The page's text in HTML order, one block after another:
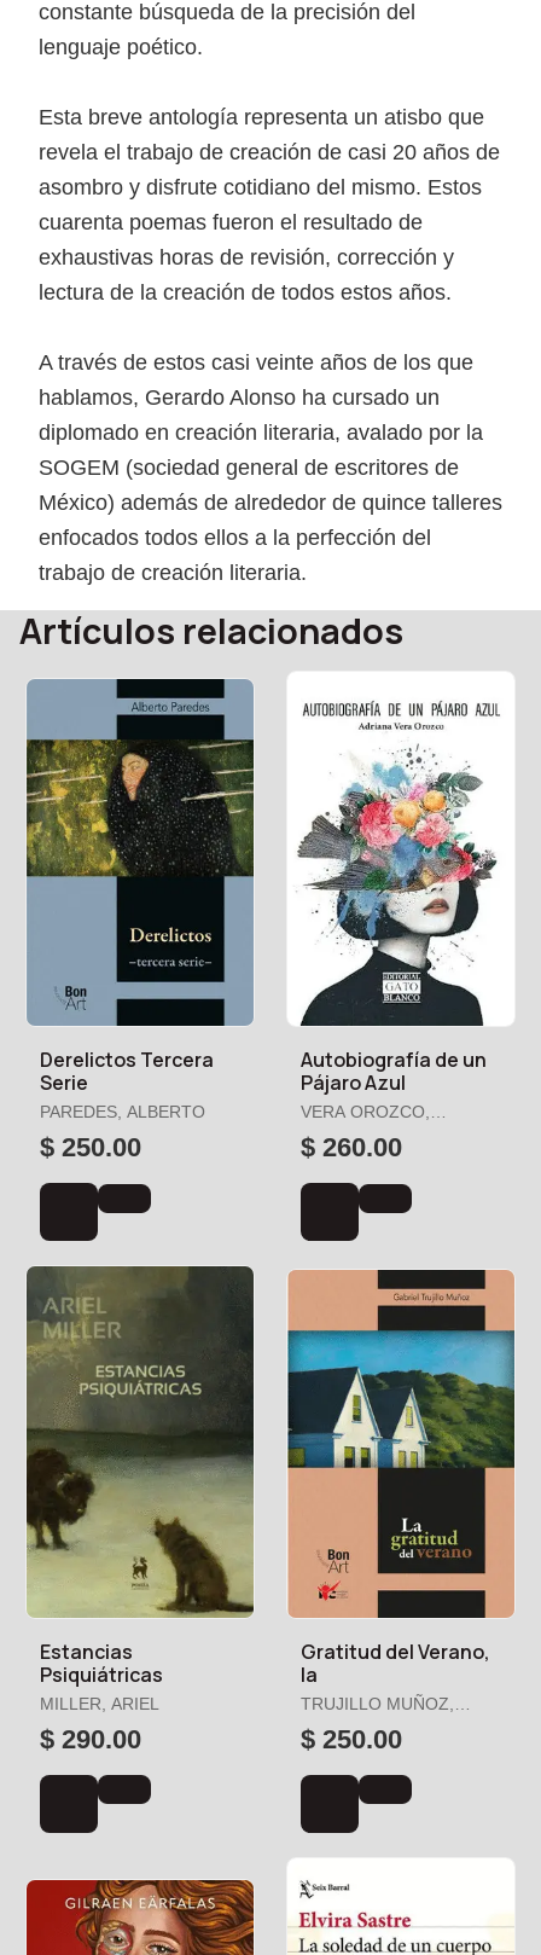
constante búsqueda de la precisión del
lenguaje poético.
Esta breve antología representa un atisbo que
revela el trabajo de creación de casi 20 años de
asombro y disfrute cotidiano del mismo. Estos
cuarenta poemas fueron el resultado de
exhaustivas horas de revisión, corrección y
lectura de la creación de todos estos años.
A través de estos casi veinte años de los que
hablamos, Gerardo Alonso ha cursado un
diplomado en creación literaria, avalado por la
SOGEM (sociedad general de escritores de
México) además de alrededor de quince talleres
enfocados todos ellos a la perfección del
trabajo de creación literaria.
Artículos relacionados
Derelictos Tercera
Serie
PAREDES, ALBERTO
$ 250.00
Autobiografía de un
Pájaro Azul
VERA OROZCO,
ADRIANA
$ 260.00
Estancias
Psiquiátricas
MILLER, ARIEL
$ 290.00
Gratitud del Verano,
la
TRUJILLO MUÑOZ,
GABRIEL
$ 250.00